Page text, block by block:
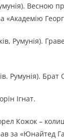
Весною
«Академію
Румунія).
Румунія). Брат
Ігнат.
Кожок –
за «Юнайтед